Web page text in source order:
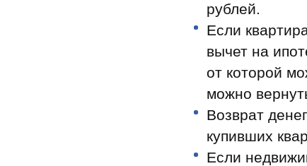
рублей.
Если
вычет на
от которой
можно
Возврат
купивших
Если